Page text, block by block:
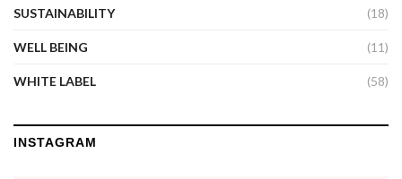
SUSTAINABILITY (18)
WELL BEING (11)
WHITE LABEL (58)
INSTAGRAM